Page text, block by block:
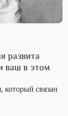
развита
ваш в этом
связан